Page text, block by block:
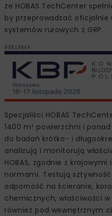
że HOBAS TechCenter
by przeprowadzać
systemów rurowych z GRP.
REKLAMA
Specjaliści HOBAS
1400 m² powierzchni i
do badań krótko- i
analizują i monitorują
HOBAS, zgodnie z
normami. Testują
odporność na ścieranie,
chemicznych, właściwości
również pod wewnętrznym